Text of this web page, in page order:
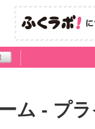
ム - プ